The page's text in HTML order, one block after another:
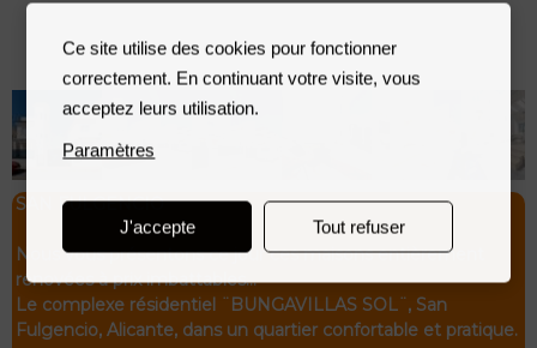
SAN FULGENCIO
Nous vous présentons ce jour ces maisons entièrement
rénovées à prix imbattables…
Le complexe résidentiel ¨BUNGAVILLAS SOL¨, San
Fulgencio, Alicante, dans un quartier confortable et pratique.
Ce site utilise des cookies pour fonctionner
correctement. En continuant votre visite, vous
acceptez leurs utilisation.
Paramètres
J'accepte Tout refuser